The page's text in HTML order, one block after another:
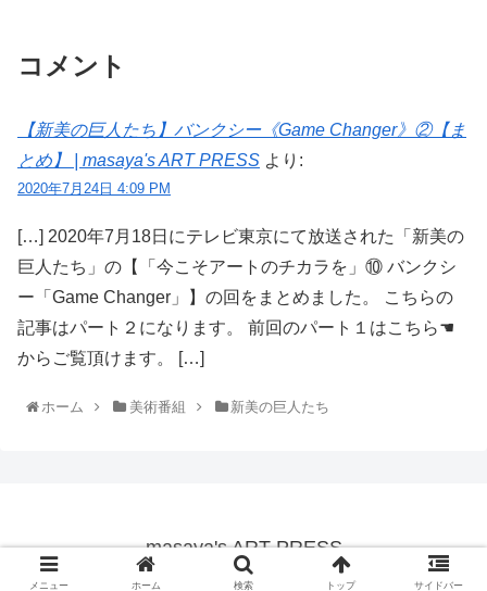
コメント
【新美の巨人たち】バンクシー《Game Changer》②【ま
とめ】 | masaya's ART PRESS より:
2020年7月24日 4:09 PM
[…] 2020年7月18日にテレビ東京にて放送された「新美の
巨人たち」の【「今こそアートのチカラを」⑩ バンクシ
ー「Game Changer」】の回をまとめました。 こちらの
記事はパート２になります。 前回のパート１はこちら☚
からご覧頂けます。 […]
ホーム 美術番組 新美の巨人たち
masaya's ART PRESS
© 2020 masaya's ART PRESS.
メニュー ホーム 検索 トップ サイドバー